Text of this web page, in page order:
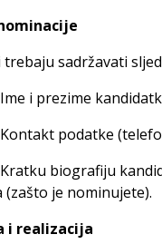
trebaju sadržavati
prezime
podatke
biografiju
(zašto je nominujete).
i realizacija